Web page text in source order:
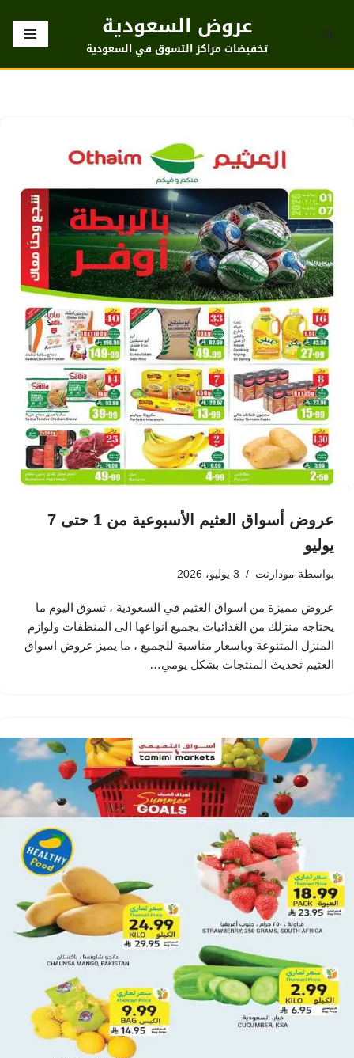
تخطى
عروض السعودية
تخفيضات مراكز التسوق في السعودية
عروض أسواق العثيم الأسبوعية من 1 حتى 7
يوليو
بواسطة مودارنت 3 يوليو، 2026
عروض مميزة من اسواق العثيم في السعودية ، تسوق اليوم ما
يحتاجه منزلك من الغذائيات بجميع انواعها الى المنظفات ولوازم
المنزل المتنوعة وباسعار مناسبة للجميع ، ما يميز عروض اسواق
العثيم تحديث المنتجات بشكل يومي…